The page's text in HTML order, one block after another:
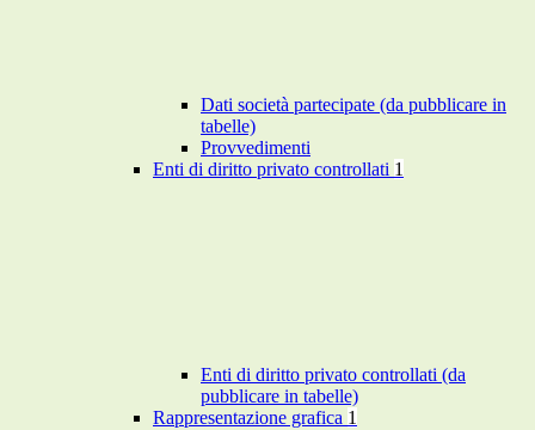
Dati società partecipate (da pubblicare in
tabelle)
Provvedimenti
Enti di diritto privato controllati 1
Enti di diritto privato controllati (da
pubblicare in tabelle)
Rappresentazione grafica 1